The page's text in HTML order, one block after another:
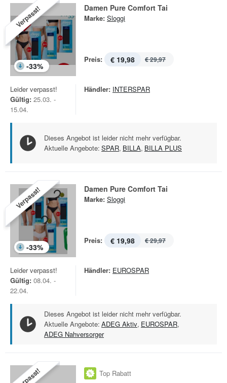
Verpasst!
-33%
Damen Pure Comfort Tai
Marke: Sloggi
Preis: € 19,98 € 29,97
Leider verpasst!
Gültig: 25.03. -
15.04.
Händler: INTERSPAR
Dieses Angebot ist leider nicht mehr verfügbar.
Aktuelle Angebote: SPAR, BILLA, BILLA PLUS
Verpasst!
-33%
Damen Pure Comfort Tai
Marke: Sloggi
Preis: € 19,98 € 29,97
Leider verpasst!
Gültig: 08.04. -
22.04.
Händler: EUROSPAR
Dieses Angebot ist leider nicht mehr verfügbar.
Aktuelle Angebote: ADEG Aktiv, EUROSPAR,
ADEG Nahversorger
Top Rabatt